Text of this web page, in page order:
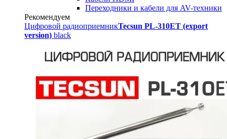
Переходники и кабели для AV-техники
Рекомендуем
Цифровой радиоприемникTecsun PL-310ET (export
version) black